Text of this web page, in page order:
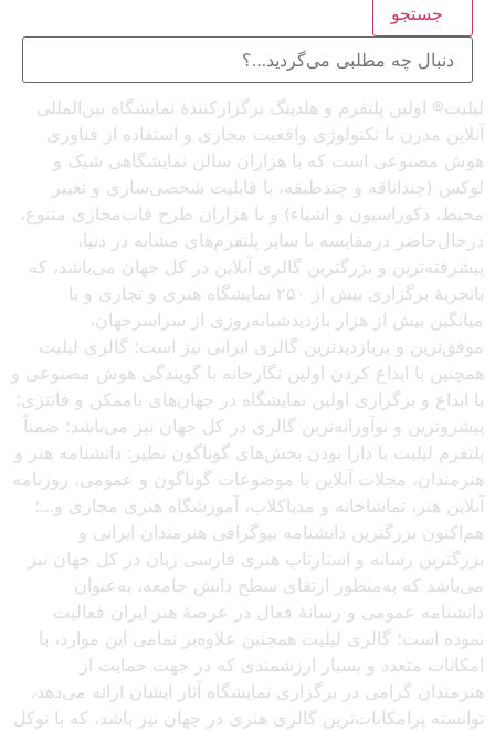
جستجو
لیلیت® اولین پلتفرم و هلدینگ برگزارکنندهٔ نمایشگاه بین‌المللی
آنلاین مدرن با تکنولوژی واقعیت مجازی و استفاده از فناوری
هوش مصنوعی است که با هزاران سالن نمایشگاهی شیک و
لوکس (چنداتاقه و چندطبقه، با قابلیت شخصی‌سازی و تغییر
محیط، دکوراسیون و اشیاء) و با هزاران طرح قاب‌مجازی متنوع،
درحال‌حاضر درمقایسه با سایر پلتفرم‌های مشابه در دنیا،
پیشرفته‌ترین و بزرگترین گالری آنلاین در کل جهان می‌باشد، که
باتجربهٔ برگزاری بیش از ۲۵۰ نمایشگاه هنری و تجاری و با
میانگین بیش از هزار بازدیدشبانه‌روزی از سراسرجهان،
موفق‌ترین و پربازدیدترین گالری ایرانی نیز است؛ گالری لیلیت
همچنین با ابداع کردن اولین نگارخانه با گویندگی هوش مصنوعی و
با ابداع و برگزاری اولین نمایشگاه در جهان‌های ناممکن و فانتزی؛
پیشروترین و نوآورانه‌ترین گالری در کل جهان نیز می‌باشد؛ ضمناً
پلتفرم لیلیت با دارا بودن بخش‌های گوناگون نظیر: دانشنامه هنر و
هنرمندان، مجلات آنلاین با موضوعات گوناگون و عمومی، روزنامه
آنلاین هنر، تماشاخانه و مدیاکلاب، آموزشگاه هنری مجازی و…؛
هم‌اکنون بزرگترین دانشنامه بیوگرافی هنرمندان ایرانی و
بزرگترین رسانه و استارتاپ هنری فارسی زبان در کل جهان نیز
می‌باشد که به‌منظور ارتقای سطح دانش جامعه، به‌عنوان
دانشنامه عمومی و رسانهٔ فعال در عرصهٔ هنر ایران فعالیت
نموده است؛ گالری لیلیت همچنین علاوه‌بر تمامی این موارد، با
امکانات متعدد و بسیار ارزشمندی که در جهت حمایت از
هنرمندان گرامی در برگزاری نمایشگاه آثار ایشان ارائه می‌دهد،
توانسته پرامکانات‌ترین گالری هنری در جهان نیز باشد، که با توکل